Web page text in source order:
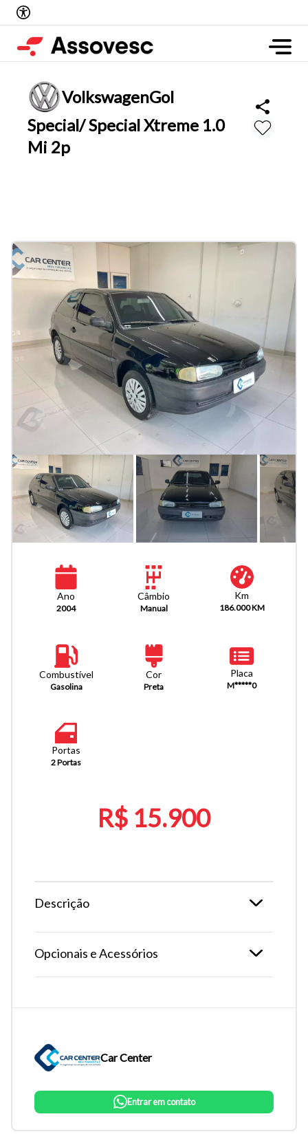
VolkswagenGol
Special/ Special Xtreme 1.0
Mi 2p
Ano
2004
Câmbio
Manual
Km
186.000 KM
Combustível
Gasolina
Cor
Preta
Placa
M*****0
Portas
2 Portas
R$ 15.900
Descrição
Opcionais e Acessórios
Car Center
Entrar em contato